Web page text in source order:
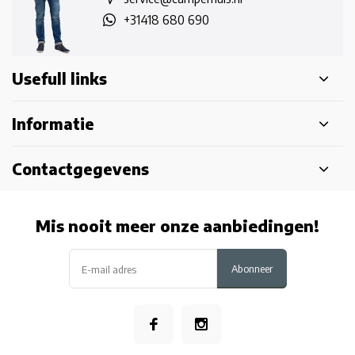
+31418 680 690
Usefull links
Informatie
Contactgegevens
Mis nooit meer onze aanbiedingen!
Abonneer